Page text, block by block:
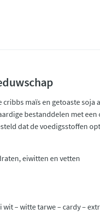
maïs en getoaste soja
bestanddelen met een
dat de voedigsstoffen
eiwitten en vetten
– witte tarwe – cardy –